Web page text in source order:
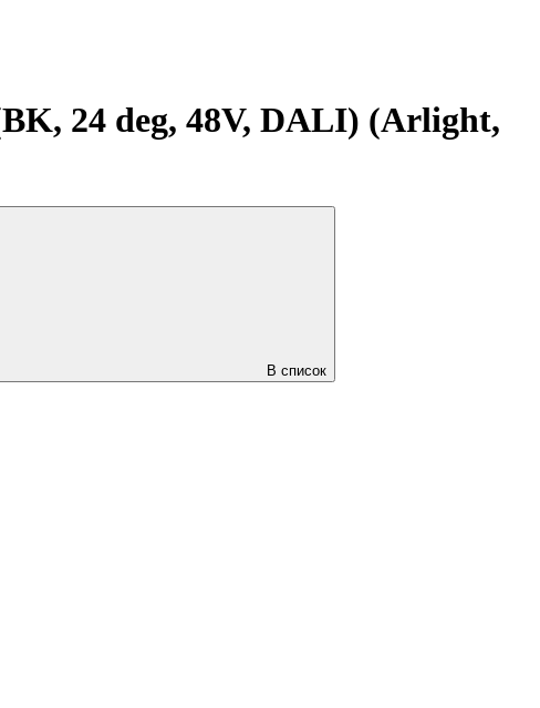
24 deg, 48V, DALI) (Arlight,
В список